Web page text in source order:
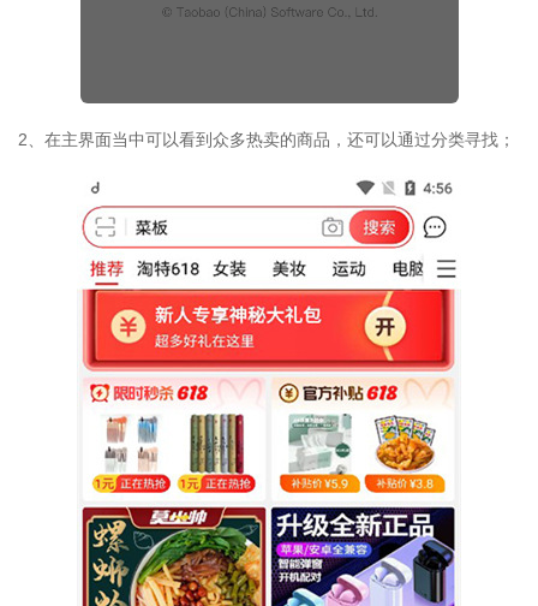
2、在主界面当中可以看到众多热卖的商品，还可以通过分类寻找；